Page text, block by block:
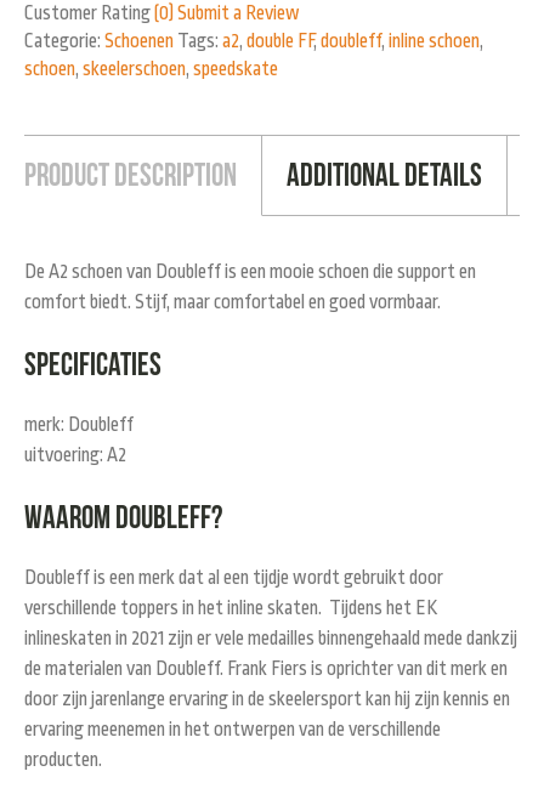
Customer Rating(0) Submit a Review
Categorie: Schoenen Tags: a2, double FF,doubleff, inline schoen,
schoen, skeelerschoen, speedskate
Product Description Additional Details
De A2 schoen van Doubleff is een mooie schoen die support en
comfort biedt. Stijf, maar comfortabel en goed vormbaar.
Specificaties
merk: Doubleff
uitvoering: A2
Waarom Doubleff?
Doubleff is een merk dat al een tijdje wordt gebruikt door
verschillende toppers in het inline skaten. Tijdens het EK
inlineskaten in 2021 zijn er vele medailles binnengehaald mede dankzij
de materialen van Doubleff. Frank Fiers is oprichter van dit merk en
door zijn jarenlange ervaring in de skeelersport kan hij zijn kennis en
ervaring meenemen in het ontwerpen van de verschillende
producten.